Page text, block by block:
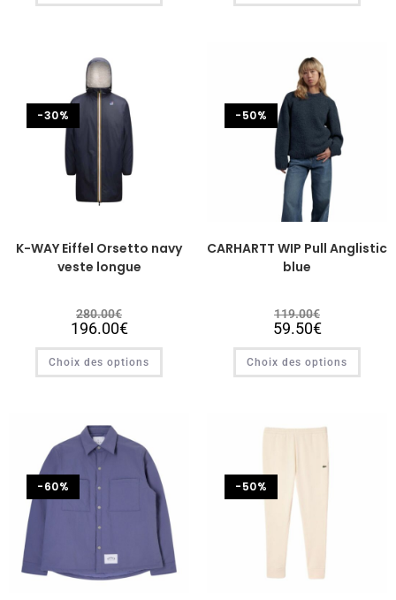
-30%
K-WAY Eiffel Orsetto navy
veste longue
280.00€
196.00€
Choix des options
-50%
CARHARTT WIP Pull Anglistic
blue
119.00€
59.50€
Choix des options
-60% -50%